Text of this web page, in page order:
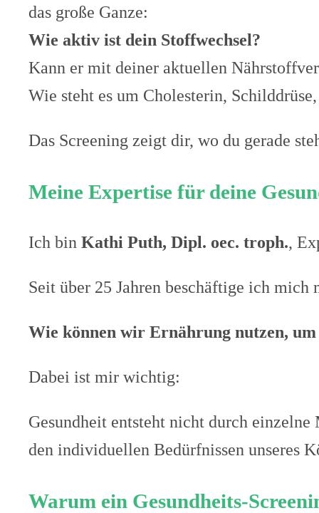
das große Ganze:
Wie aktiv ist dein Stoffwechsel?
Kann er mit deiner aktuellen
Wie steht es um Cholesterin,
Das Screening zeigt dir, wo du gerade
Meine Expertise für deine
Ich bin Kathi Puth, Dipl. oec. troph.,
Seit über 25 Jahren beschäftige ich mich
Wie können wir Ernährung nutzen,
Dabei ist mir wichtig:
Gesundheit entsteht nicht durch einzelne
den individuellen Bedürfnissen unseres
Warum ein Gesundheits-